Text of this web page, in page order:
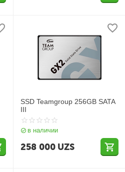
SSD Teamgroup 256GB SATA
III
в наличии
258 000 UZS